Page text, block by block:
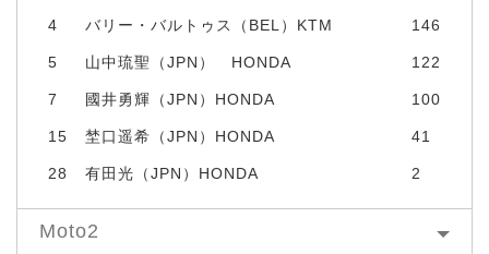
4 バリー・バルトゥス（BEL）KTM 146
5 山中琉聖（JPN） HONDA 122
7 國井勇輝（JPN）HONDA 100
15 埜口遥希（JPN）HONDA 41
28 有田光（JPN）HONDA 2
Moto2